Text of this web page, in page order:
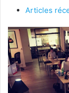
Articles